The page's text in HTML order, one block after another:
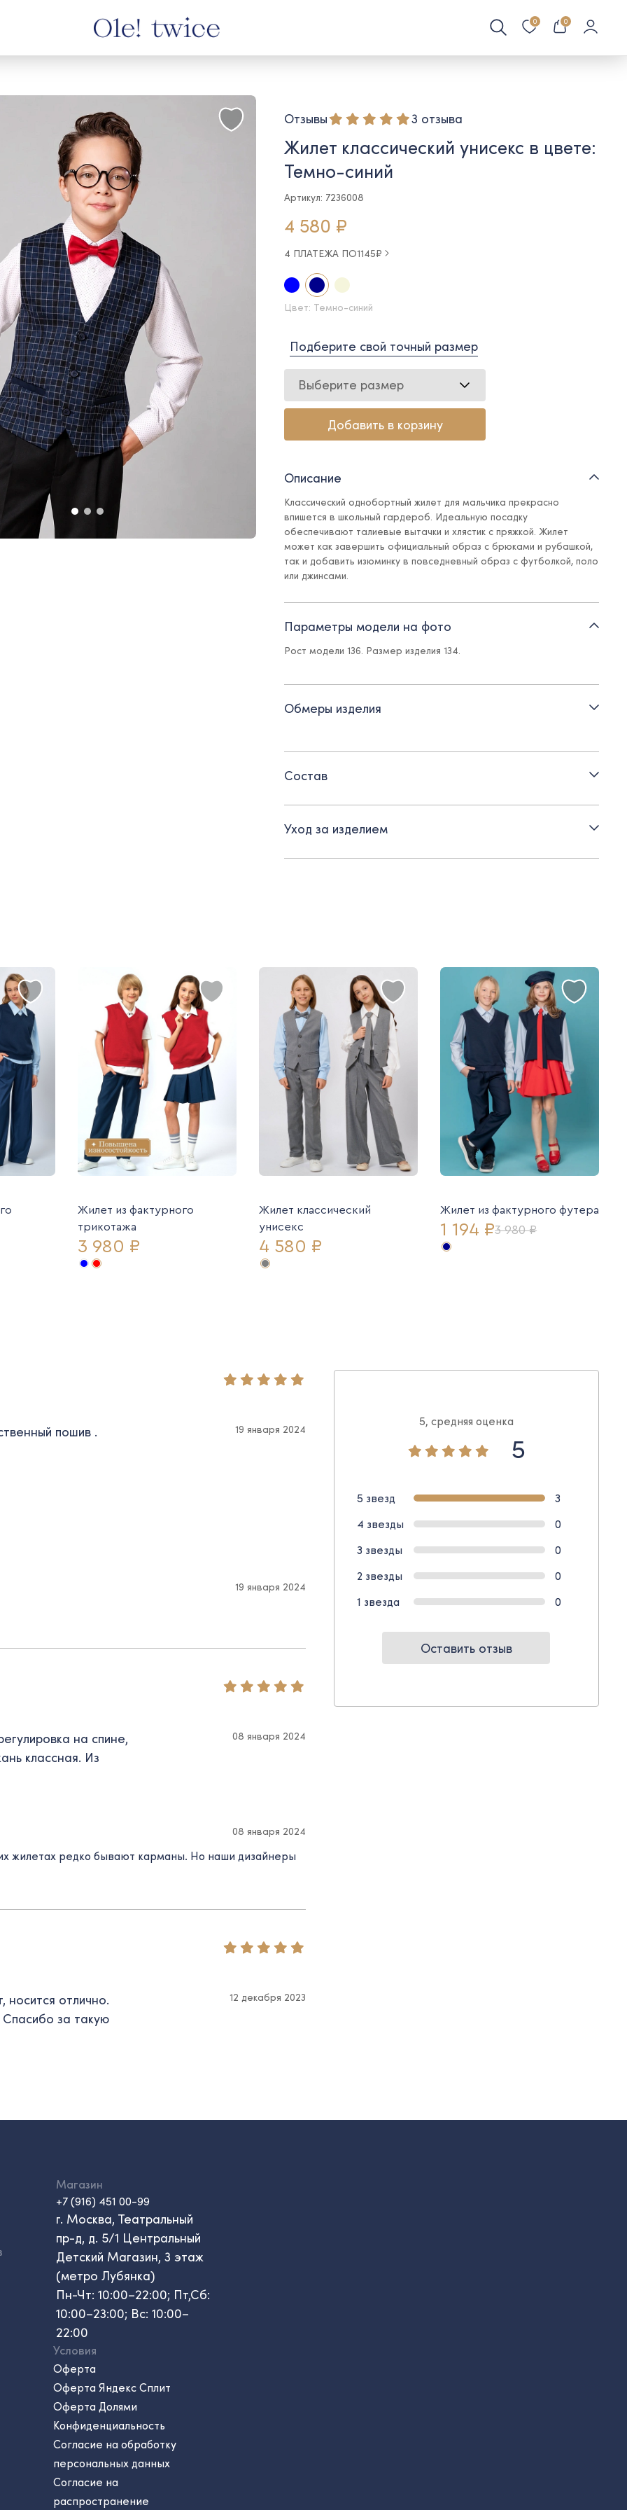
0 0
Отзывы 3 отзыва
Жилет классический унисекс в цвете:
Темно-синий
Артикул: 7236008
4 580 ₽
4 ПЛАТЕЖА ПО1145₽
Цвет: Темно-синий
Подберите свой точный размер
Выберите размер
Добавить в корзину
Описание
Классический однобортный жилет для мальчика прекрасно
впишется в школьный гардероб. Идеальную посадку
обеспечивают талиевые вытачки и хлястик с пряжкой. Жилет
может как завершить официальный образ с брюками и рубашкой,
так и добавить изюминку в повседневный образ с футболкой, поло
или джинсами.
- на подкладке из поливискозы
- застежка на прорезные петли и пуговицы
Параметры модели на фото
Рост модели 136. Размер изделия 134.
Обмеры изделия
Состав
Уход за изделием
Жилет из фактурного
трикотажа
3 980 ₽
Жилет классический
унисекс
4 580 ₽
Жилет из фактурного футера
1 194 ₽3 980 ₽
5, средняя оценка
5
5 звезд
3
4 звезды
0
3 звезды
0
2 звезды
0
1 звезда
0
Оставить отзыв
пошив . 19 января 2024
19 января 2024
на спине,
классная. Из
08 января 2024
08 января 2024
жилетах редко бывают карманы. Но наши дизайнеры
носится отлично.
Спасибо за такую
12 декабря 2023
Магазин
+7 (916) 451 00-99
г. Москва, Театральный
пр-д, д. 5/1 Центральный
Детский Магазин, 3 этаж
(метро Лубянка)
Пн-Чт: 10:00–22:00; Пт,Сб:
10:00–23:00; Вс: 10:00–
22:00
Условия
Оферта
Оферта Яндекс Сплит
Оферта Долями
Конфиденциальность
Согласие на обработку
персональных данных
Согласие на
распространение